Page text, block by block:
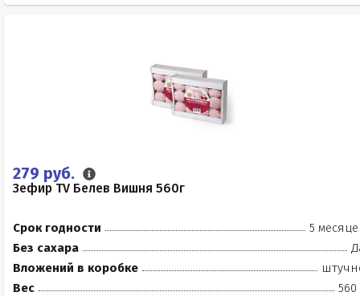
279 руб.
Зефир TV Белев Вишня 560г
Срок годности
5
Без сахара
Вложений в коробке
Вес
560